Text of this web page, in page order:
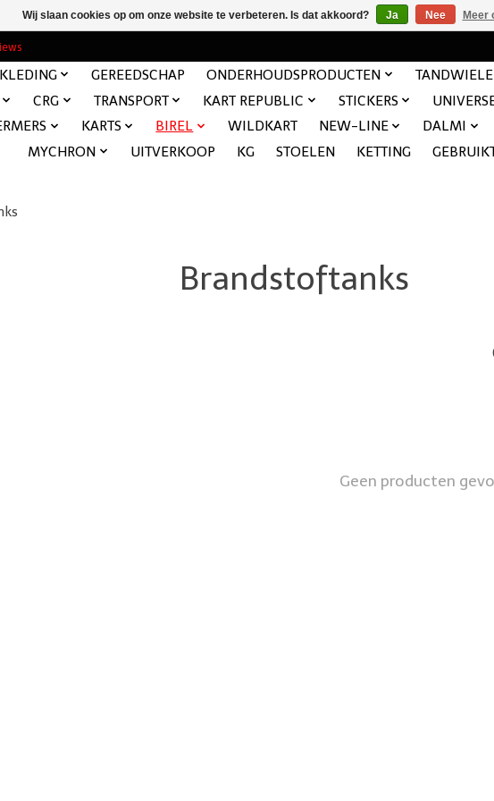
KLEDING GEREEDSCHAP ONDERHOUDSPRODUCTEN
CRG TRANSPORT KART REPUBLIC STICKERS
KARTS BIREL WILDKART NEW-LINE DALMI
MYCHRON
UITVERKOOP KG STOELEN KETTING
Brandstoftanks
Geen producten
Wij slaan cookies op om onze website te verbeteren. Is dat akkoord? Ja Nee Meer